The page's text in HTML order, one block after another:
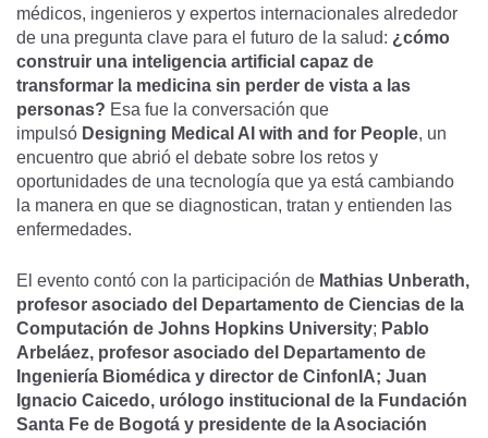
médicos, ingenieros y expertos internacionales alrededor
de una pregunta clave para el futuro de la salud: ¿cómo
construir una inteligencia artificial capaz de
transformar la medicina sin perder de vista a las
personas? Esa fue la conversación que
impulsó Designing Medical AI with and for People, un
encuentro que abrió el debate sobre los retos y
oportunidades de una tecnología que ya está cambiando
la manera en que se diagnostican, tratan y entienden las
enfermedades.
El evento contó con la participación de Mathias Unberath,
profesor asociado del Departamento de Ciencias de la
Computación de Johns Hopkins University; Pablo
Arbeláez, profesor asociado del Departamento de
Ingeniería Biomédica y director de CinfonIA; Juan
Ignacio Caicedo, urólogo institucional de la Fundación
Santa Fe de Bogotá y presidente de la Asociación